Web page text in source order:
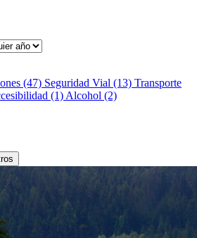
(47) Seguridad Vial (13) Transporte
(1) Alcohol (2)